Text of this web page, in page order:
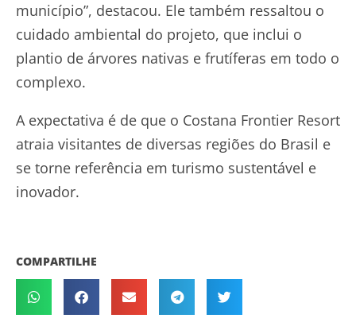
município”, destacou. Ele também ressaltou o
cuidado ambiental do projeto, que inclui o
plantio de árvores nativas e frutíferas em todo o
complexo.
A expectativa é de que o Costana Frontier Resort
atraia visitantes de diversas regiões do Brasil e
se torne referência em turismo sustentável e
inovador.
COMPARTILHE